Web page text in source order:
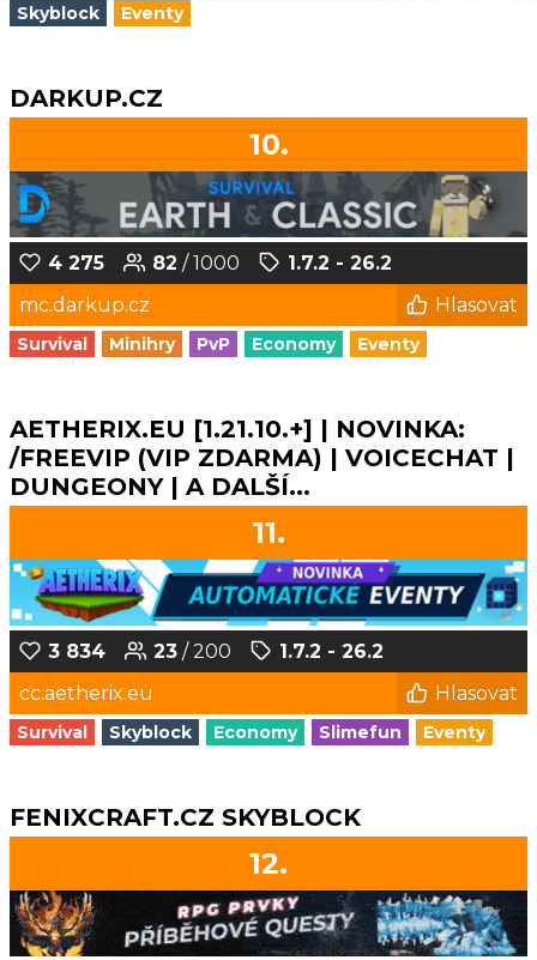
Skyblock Eventy
DARKUP.CZ
10.
4 275 82 / 1000
1.7.2 - 26.2
mc.darkup.cz
Hlasovat
Survival Minihry PvP Economy Eventy
AETHERIX.EU [1.21.10.+] | NOVINKA:
/FREEVIP (VIP ZDARMA) | VOICECHAT |
DUNGEONY | A DALŠÍ...
11.
3 834 23 / 200
1.7.2 - 26.2
cc.aetherix.eu
Hlasovat
Survival Skyblock Economy Slimefun Eventy
FENIXCRAFT.CZ SKYBLOCK
12.